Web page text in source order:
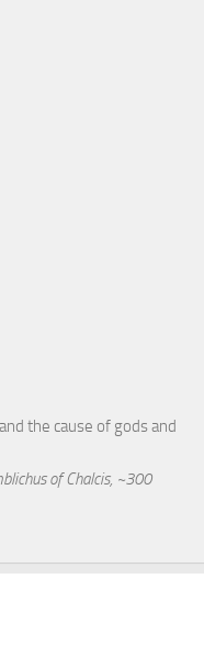
the cause of gods and
of Chalcis, ~300